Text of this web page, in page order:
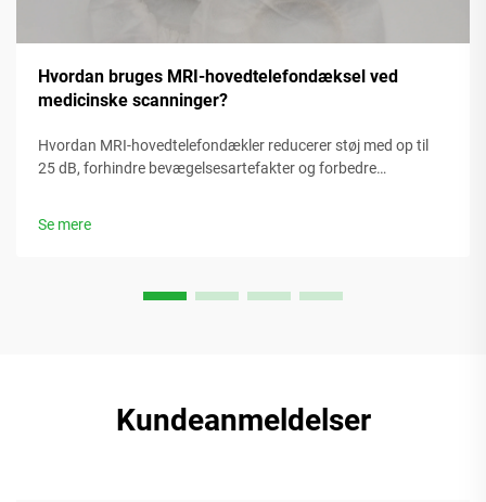
Hvordan bruges MRI-hovedtelefondæksel ved
medicinske scanninger?
Hvordan MRI-hovedtelefondækler reducerer støj med op til
25 dB, forhindre bevægelsesartefakter og forbedre
Se mere
Kundeanmeldelser